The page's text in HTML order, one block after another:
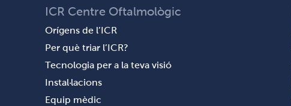
ICR Centre Oftalmològic
Orígens de l’ICR
Per què triar l’ICR?
Tecnologia per a la teva visió
Instal·lacions
Equip mèdic